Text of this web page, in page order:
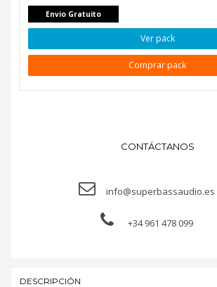
Envio Gratuito
Ver pack
Comprar pack
CONTÁCTANOS
info@superbassaudio.es
+34 961 478 099
DESCRIPCIÓN